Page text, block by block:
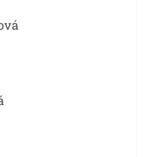
z 5 hvězdiček.
z 5 hvězdiček.